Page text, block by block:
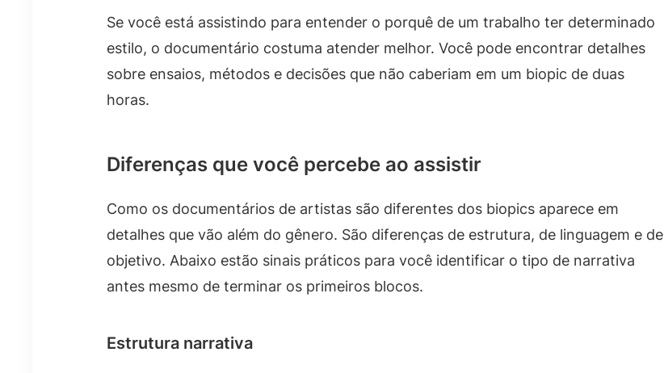
Se você está assistindo para entender o porquê de um trabalho ter determinado
estilo, o documentário costuma atender melhor. Você pode encontrar detalhes
sobre ensaios, métodos e decisões que não caberiam em um biopic de duas
horas.
Diferenças que você percebe ao assistir
Como os documentários de artistas são diferentes dos biopics aparece em
detalhes que vão além do gênero. São diferenças de estrutura, de linguagem e de
objetivo. Abaixo estão sinais práticos para você identificar o tipo de narrativa
antes mesmo de terminar os primeiros blocos.
Estrutura narrativa